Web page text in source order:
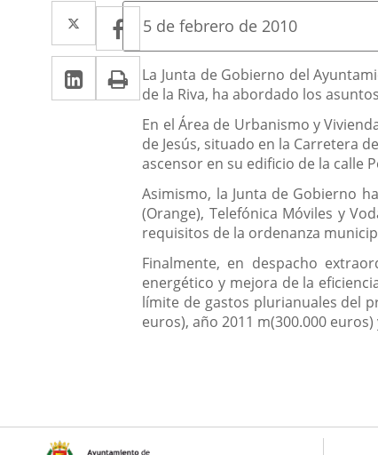
Twitter
Enlace
a
una
aplicación
externa.
Facebook
Enlace
a
una
aplicación
externa.
LinkedIn
Enlace
a
aplicación
externa.
Imprimir
Fecha
la
noticia
5 de febrero de 2010
Descripción
La Junta de Gobierno del
de la Riva, ha abordado los
En el Área de Urbanismo y
de Jesús, situado en la Carretera
ascensor en su edificio de la calle
Asimismo, la Junta de Gobierno
(Orange), Telefónica Móviles y
requisitos de la ordenanza
Finalmente, en despacho
energético y mejora de la
límite de gastos plurianuales del
euros), año 2011 m(300.000